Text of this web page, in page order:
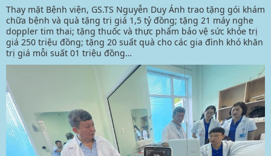
Thay mặt Bệnh viện, GS.TS Nguyễn Duy Ánh trao tặng gói khám
chữa bệnh và quà tặng trị giá 1,5 tỷ đồng; tặng 21 máy nghe
doppler tim thai; tặng thuốc và thực phẩm bảo vệ sức khỏe trị
giá 250 triệu đồng; tặng 20 suất quà cho các gia đình khó khăn
trị giá mỗi suất 01 triệu đồng…